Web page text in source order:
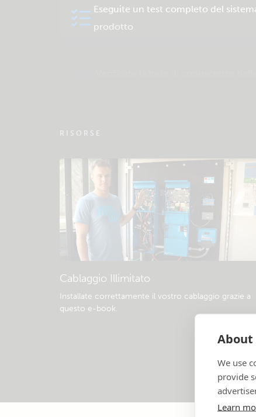
About
We use
provide
Learn
Eseguite un test completo del
prodotto
RISORSE
Cablaggio Illimitato
Installate correttamente il vostro cablaggio grazie a
questo e-book.